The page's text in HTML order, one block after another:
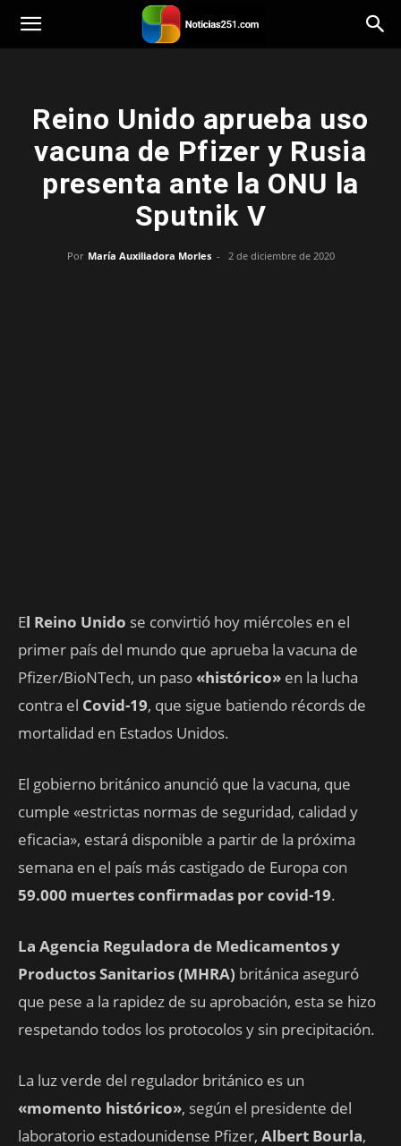
Noticias251
Reino Unido aprueba uso
vacuna de Pfizer y Rusia
presenta ante la ONU la
Sputnik V
Por María Auxiliadora Morles - 2 de diciembre de 2020
El Reino Unido se convirtió hoy miércoles en el
primer país del mundo que aprueba la vacuna de
Pfizer/BioNTech, un paso «histórico» en la lucha
contra el Covid-19, que sigue batiendo récords de
mortalidad en Estados Unidos.
El gobierno británico anunció que la vacuna, que
cumple «estrictas normas de seguridad, calidad y
eficacia», estará disponible a partir de la próxima
semana en el país más castigado de Europa con
59.000 muertes confirmadas por covid-19.
La Agencia Reguladora de Medicamentos y
Productos Sanitarios (MHRA) británica aseguró
que pese a la rapidez de su aprobación, esta se hizo
respetando todos los protocolos y sin precipitación.
La luz verde del regulador británico es un
«momento histórico», según el presidente del
laboratorio estadounidense Pfizer, Albert Bourla,